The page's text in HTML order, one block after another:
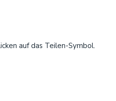
auf das Teilen-Symbol.